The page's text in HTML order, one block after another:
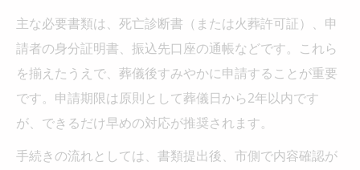
主な必要書類は、死亡診断書（または火葬許可証）、申
請者の身分証明書、振込先口座の通帳などです。これら
を揃えたうえで、葬儀後すみやかに申請することが重要
です。申請期限は原則として葬儀日から2年以内です
が、できるだけ早めの対応が推奨されます。
手続きの流れとしては、書類提出後、市側で内容確認が